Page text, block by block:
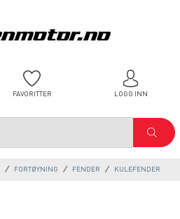
FAVORITTER LOGG INN
FORTØYNING FENDER KULEFENDER